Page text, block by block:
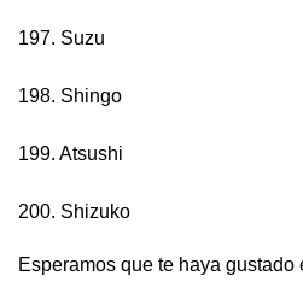
197. Suzu
198. Shingo
199. Atsushi
200. Shizuko
Esperamos que te haya